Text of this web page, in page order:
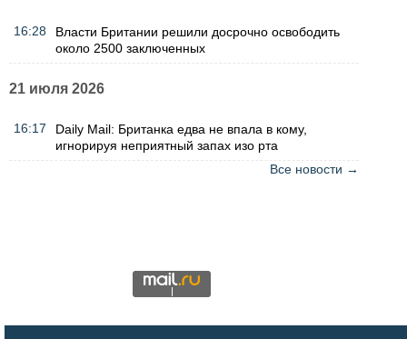
16:28
Власти Британии решили досрочно освободить
около 2500 заключенных
21 июля 2026
16:17
Daily Mail: Британка едва не впала в кому,
игнорируя неприятный запах изо рта
Все новости →